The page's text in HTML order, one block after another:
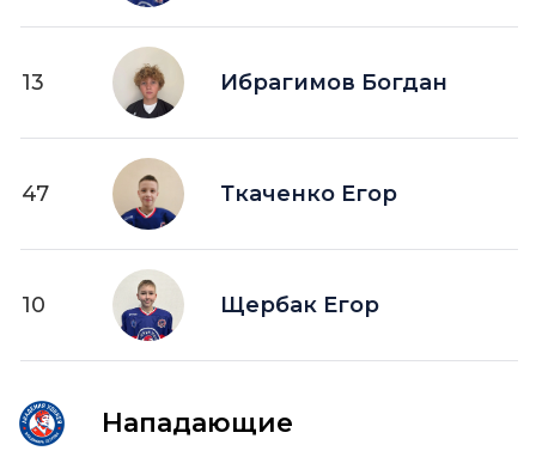
13 Ибрагимов Богдан
47 Ткаченко Егор
10 Щербак Егор
Нападающие